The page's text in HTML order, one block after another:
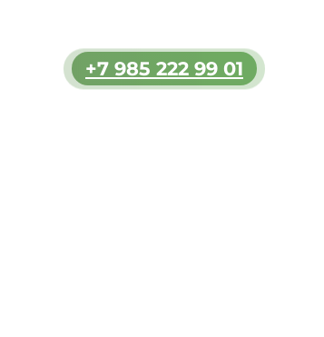
+7 985 222 99 01